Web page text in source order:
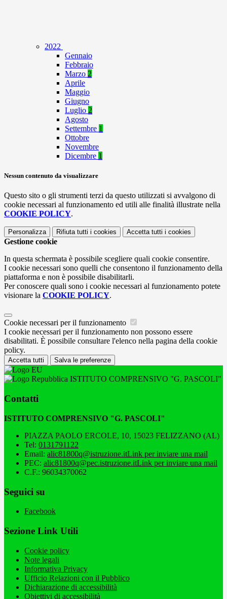
2022
Gennaio
Febbraio
Marzo 2
Aprile
Maggio
Giugno
Luglio 2
Agosto
Settembre 1
Ottobre
Novembre
Dicembre 1
Nessun contenuto da visualizzare
Questo sito o gli strumenti terzi da questo utilizzati si avvalgono di
cookie necessari al funzionamento ed utili alle finalità illustrate nella
COOKIE POLICY.
Personalizza Rifiuta tutti i cookies Accetta tutti i cookies
Gestione cookie
In questa schermata è possibile scegliere quali cookie consentire.
I cookie necessari sono quelli che consentono il funzionamento della
piattaforma e non è possibile disabilitarli.
Per conoscere quali sono i cookie necessari al funzionamento potete
visionare la COOKIE POLICY.
Cookie necessari per il funzionamento
I cookie necessari per il funzionamento non possono essere
disabilitati. È possibile consultare l'elenco nella pagina della cookie
policy.
Accetta tutti Salva le preferenze
ISTITUTO COMPRENSIVO "G. PASCOLI"
Contatti
ISTITUTO COMPRENSIVO "G. PASCOLI"
PIAZZA PAOLO ERCOLE, 10, 15023 FELIZZANO (AL)
Tel: 0131791122
Email: alic81800q@istruzione.itLink per inviare una mail
PEC: alic81800q@pec.istruzione.itLink per inviare una mail
C.F.: 96034370062
Seguici su
Facebook
Sezione Link Utili
Cookie policy
Note legali
Informativa Privacy
Ufficio Relazioni con il Pubblico
Dichiarazione di accessibilità
Obiettivi di accessibilità